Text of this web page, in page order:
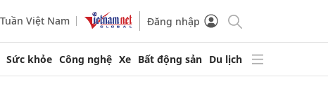
Tuần Việt Nam Đăng nhập
Sức khỏe Công nghệ Xe Bất động sản Du lịch